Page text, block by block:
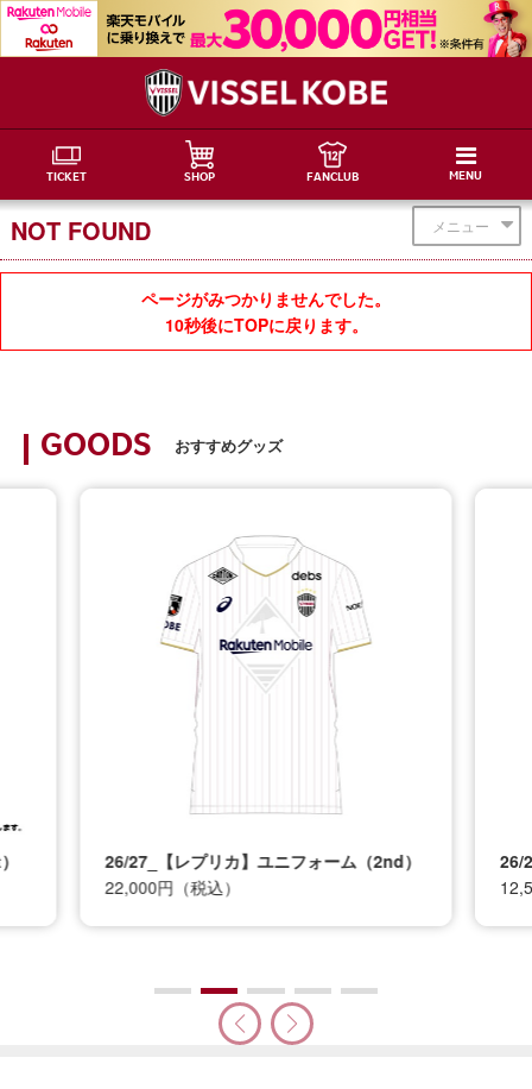
TICKET SHOP FANCLUB MENU
メニュー
NOT FOUND
ページがみつかりませんでした。
10秒後にTOPに戻ります。
GOODS おすすめグッズ
26/27_【レプリカ】ユニフォーム（2nd）
22,000円（税込）
26/